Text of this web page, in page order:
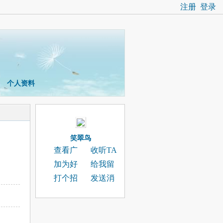
注册 登录
个人资料
笑翠鸟
查看广
收听TA
加为好
给我留
打个招
发送消